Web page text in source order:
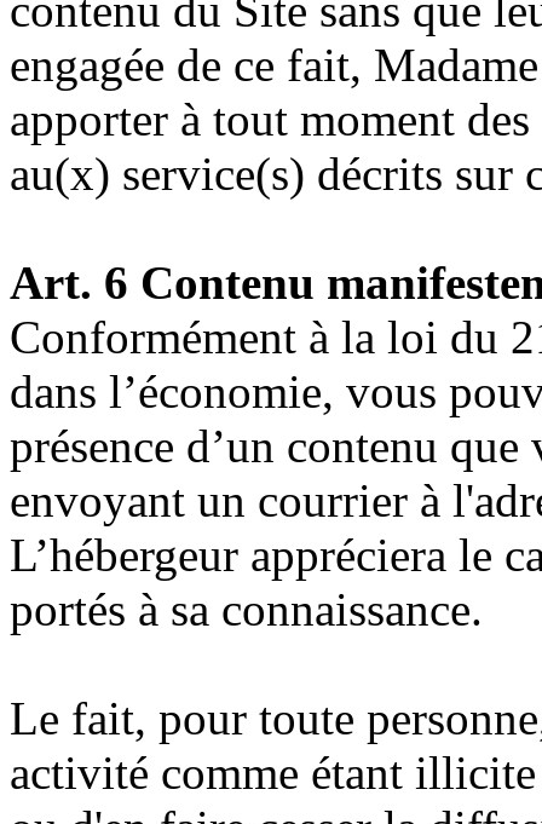
engagée de ce fait,
apporter à tout moment
au(x) service(s) décrits sur
Art. 6 Contenu
Conformément à la loi du
dans l’économie, vous
présence d’un contenu
envoyant un courrier à
L’hébergeur appréciera le
portés à sa connaissance.
Le fait, pour toute
activité comme étant